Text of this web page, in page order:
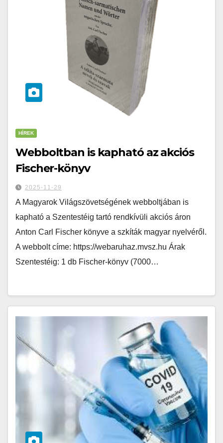
HÍREK
Webboltban is kapható az akciós
Fischer-könyv
2025-11-29
A Magyarok Világszövetségének webboltjában is
kapható a Szentestéig tartó rendkívüli akciós áron
Anton Carl Fischer könyve a szkíták magyar nyelvéről.
A webbolt címe: https://webaruhaz.mvsz.hu Árak
Szentestéig: 1 db Fischer-könyv (7000…